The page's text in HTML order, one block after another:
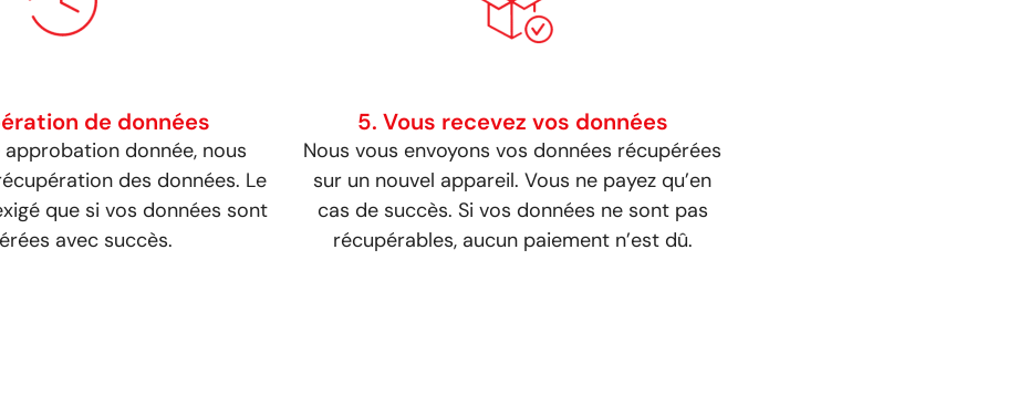
de données
donnée, nous
des données. Le
que si vos données sont
avec succès.
5. Vous recevez vos données
Nous vous envoyons vos données récupérées
sur un nouvel appareil. Vous ne payez qu’en
cas de succès. Si vos données ne sont pas
récupérables, aucun paiement n’est dû.